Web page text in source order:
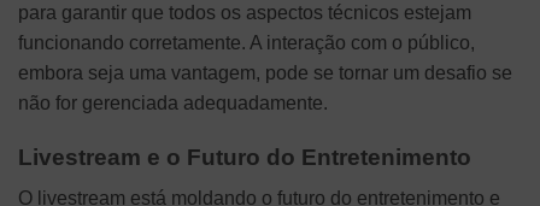
para garantir que todos os aspectos técnicos estejam
funcionando corretamente. A interação com o público,
embora seja uma vantagem, pode se tornar um desafio se
não for gerenciada adequadamente.
Livestream e o Futuro do Entretenimento
O livestream está moldando o futuro do entretenimento e